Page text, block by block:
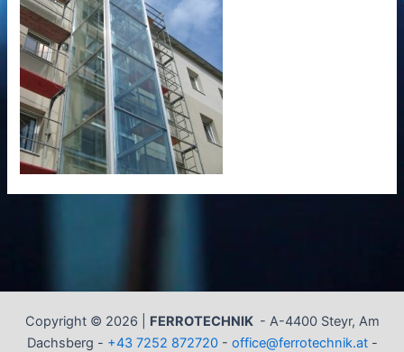
Copyright © 2026 | FERROTECHNIK - A-4400 Steyr, Am
Dachsberg - +43 7252 872720- office@ferrotechnik.at-